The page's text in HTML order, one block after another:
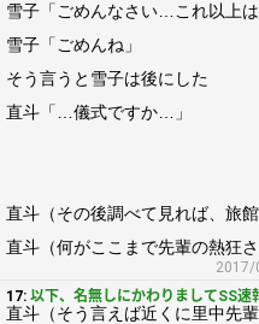
雪子「ごめんなさい…これ以上
雪子「ごめんね」
そう言うと雪子は後にした
直斗「…儀式ですか…」
直斗（その後調べて見れば、旅
直斗（何がここまで先輩の熱狂さ
2017/
17: 以下、名無しにかわりましてSS速
直斗（そう言えば近くに里中先